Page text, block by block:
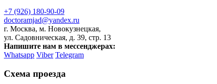
+7 (926) 180-90-09
doctoramjad@yandex.ru
г. Москва, м. Новокузнецкая,
ул. Садовническая, д. 39, стр. 13
Напишите нам в мессенджерах:
Whatsapp Viber Telegram
Схема проезда